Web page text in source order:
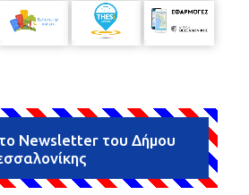
Newsletter του Δήμου